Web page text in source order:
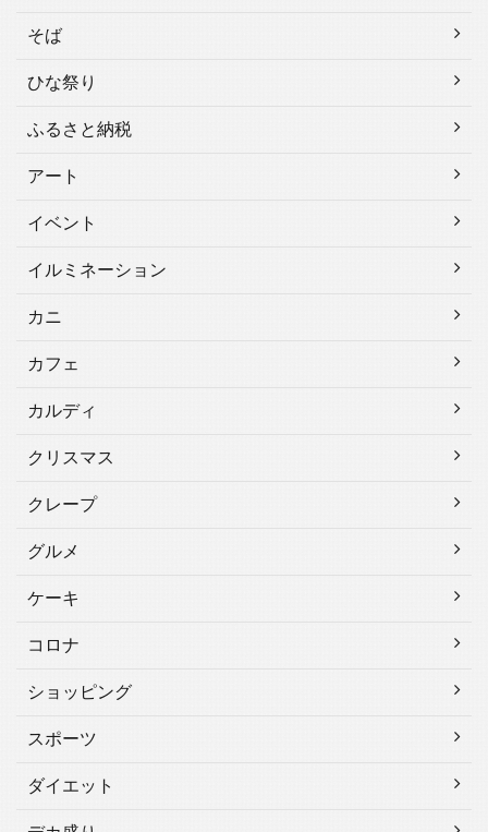
そば
ひな祭り
ふるさと納税
アート
イベント
イルミネーション
カニ
カフェ
カルディ
クリスマス
クレープ
グルメ
ケーキ
コロナ
ショッピング
スポーツ
ダイエット